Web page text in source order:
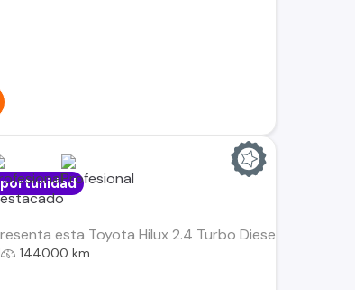
esta Toyota Hilux 2.4 Turbo Diesel 4x4
144000 km